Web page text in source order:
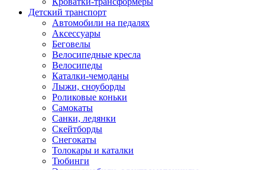
Детский транспорт
Автомобили на педалях
Аксессуары
Беговелы
Велосипедные кресла
Велосипеды
Каталки-чемоданы
Лыжи, сноуборды
Роликовые коньки
Самокаты
Санки, ледянки
Скейтборды
Снегокаты
Толокары и каталки
Тюбинги